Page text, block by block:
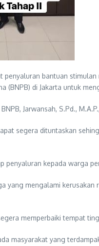
bantuan
di Jakarta untuk
Jarwansah, S.Pd.,
segera dituntaskan
penyaluran kepada warga
yang mengalami
memperbaiki tempat
masyarakat yang